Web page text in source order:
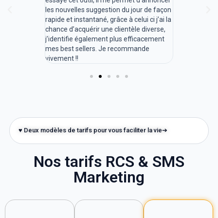
les nouvelles suggestion du jour de façon
rapide et instantané, grâce à celui ci j’ai la
chance d’acquérir une clientèle diverse,
j’identifie également plus efficacement
mes best sellers. Je recommande
vivement !!
♥ Deux modèles de tarifs pour vous faciliter la vie➔
Nos tarifs RCS & SMS
Marketing